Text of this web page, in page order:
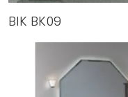
BIK BK09